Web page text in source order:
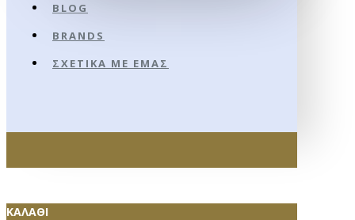
BLOG
BRANDS
ΣΧΕΤΙΚΆ ΜΕ ΕΜΆΣ
ΚΑΛΆΘΙ